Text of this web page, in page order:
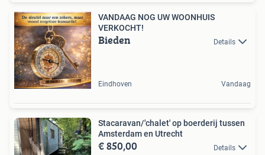
VANDAAG NOG UW WOONHUIS
VERKOCHT!
Bieden Details
Eindhoven Vandaag
Stacaravan/'chalet' op boerderij tussen
Amsterdam en Utrecht
€ 850,00 Details